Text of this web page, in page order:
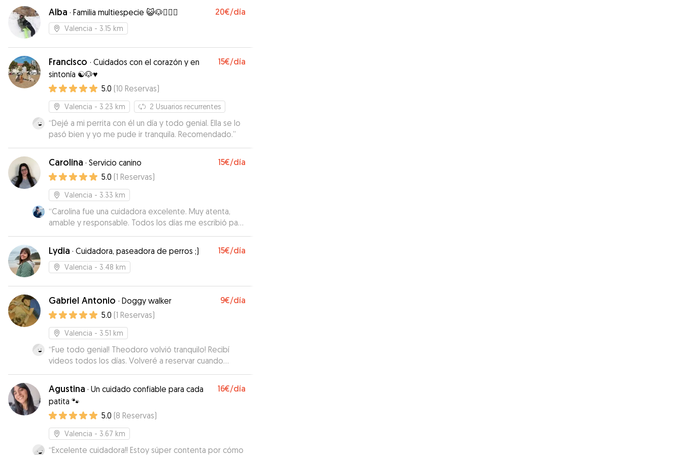
Alba · Familia multiespecie 😺🐶👩‍❤️‍👨 20€/día
Valencia - 3.15 km
Francisco · Cuidados con el corazón y en
sintonía ☯️🐶♥️
15€/día
5.0 (10 Reservas)
Valencia - 3.23 km 2 Usuarios recurrentes
“Dejé a mi perrita con él un día y todo genial. Ella se lo
pasó bien y yo me pude ir tranquila. Recomendado.”
Carolina · Servicio canino 15€/día
5.0 (1 Reservas)
Valencia - 3.33 km
“Carolina fue una cuidadora excelente. Muy atenta,
amable y responsable. Todos los días me escribió para
contarme cómo estaba Berlín y me mandó fotos, lo
cual me dio muchísima tranquilidad. Se notaba que
estaba pendiente de él y que lo trató con mucho
cariño. Si tenía alguna duda o algo para consultar, no
recomendable, sin dudas volvería a confiar en ella.”
Lydia · Cuidadora, paseadora de perros ;) 15€/día
Valencia - 3.48 km
Gabriel Antonio · Doggy walker 9€/día
5.0 (1 Reservas)
Valencia - 3.51 km
“Fue todo genial! Theodoro volvió tranquilo! Recibí
videos todos los días. Volveré a reservar cuando
viaje.”
Agustina · Un cuidado confiable para cada
patita 🐾
16€/día
5.0 (8 Reservas)
Valencia - 3.67 km
“Excelente cuidadora!! Estoy súper contenta por cómo